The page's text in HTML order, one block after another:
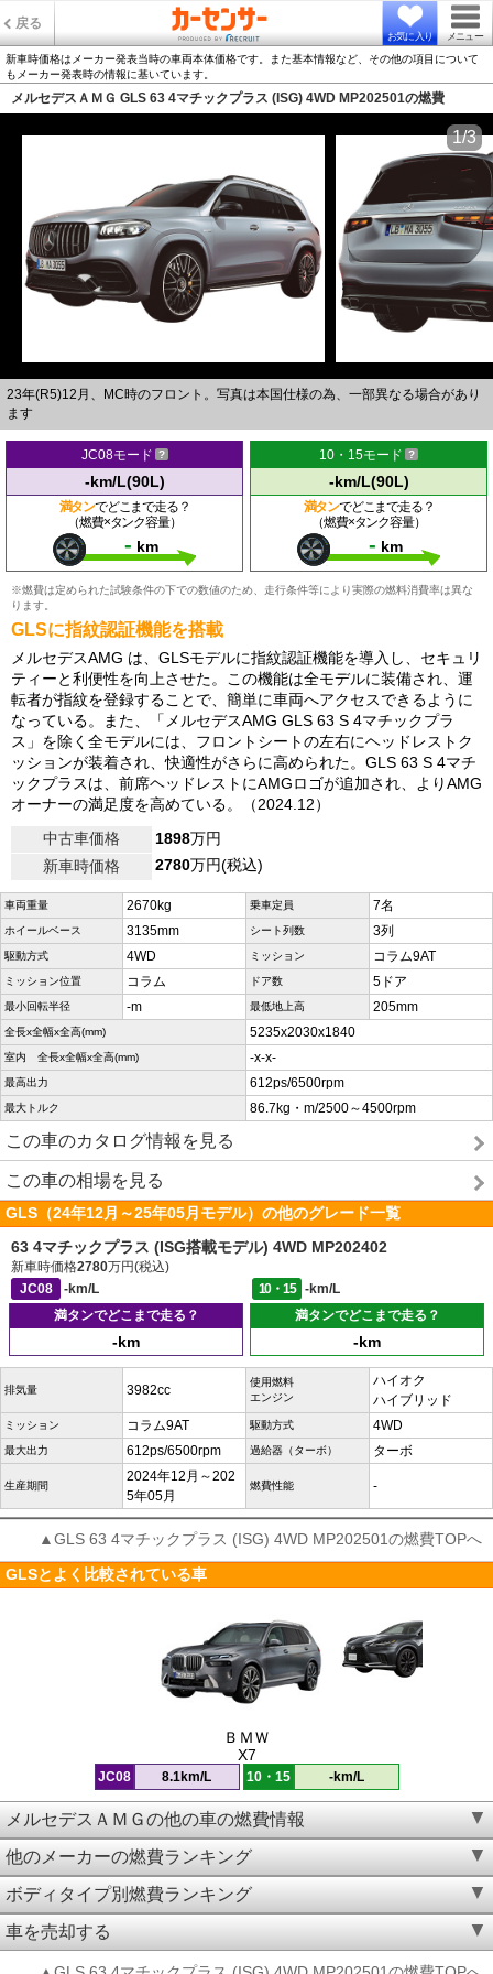
戻る
お気に入り メニュー
新車時価格はメーカー発表当時の車両本体価格です。また基本情報など、その他の項目について
もメーカー発表時の情報に基いています。
メルセデスＡＭＧ GLS 63 4マチックプラス (ISG) 4WD MP202501の燃費
23年(R5)12月、MC時のフロント。写真は本国仕様の為、一部異なる場合があり
ます
1/3
JC08モード
-km/L(90L)
満タンでどこまで走る？
（燃費×タンク容量）
- km
10・15モード
-km/L(90L)
満タンでどこまで走る？
（燃費×タンク容量）
- km
※燃費は定められた試験条件の下での数値のため、走行条件等により実際の燃料消費率は異な
ります。
GLSに指紋認証機能を搭載
メルセデスAMG は、GLSモデルに指紋認証機能を導入し、セキュリ
ティーと利便性を向上させた。この機能は全モデルに装備され、運
転者が指紋を登録することで、簡単に車両へアクセスできるように
なっている。また、「メルセデスAMG GLS 63 S 4マチックプラ
ス」を除く全モデルには、フロントシートの左右にヘッドレストク
ッションが装着され、快適性がさらに高められた。GLS 63 S 4マチ
ックプラスは、前席ヘッドレストにAMGロゴが追加され、よりAMG
オーナーの満足度を高めている。（2024.12）
中古車価格
1898万円
新車時価格
2780万円(税込)
車両重量 2670kg 乗車定員 7名
ホイールベース 3135mm シート列数 3列
駆動方式 4WD ミッション コラム9AT
ミッション位置 コラム ドア数 5ドア
最小回転半径 -m 最低地上高 205mm
全長x全幅x全高(mm) 5235x2030x1840
室内 全長x全幅x全高(mm) -x-x-
最高出力 612ps/6500rpm
最大トルク 86.7kg・m/2500～4500rpm
この車のカタログ情報を見る
この車の相場を見る
GLS（24年12月～25年05月モデル）の他のグレード一覧
63 4マチックプラス (ISG搭載モデル) 4WD MP202402
新車時価格2780万円(税込)
JC08
-km/L 10・15
-km/L
満タンでどこまで走る？
-km
満タンでどこまで走る？
-km
排気量 3982cc
使用燃料
エンジン
ハイオク
ハイブリッド
ミッション コラム9AT 駆動方式 4WD
最大出力 612ps/6500rpm 過給器（ターボ） ターボ
生産期間
2024年12月～202
5年05月
燃費性能 -
▲GLS 63 4マチックプラス (ISG) 4WD MP202501の燃費TOPへ
GLSとよく比較されている車
ＢＭＷ
X7
JC08 8.1km/L 10・15 -km/L
メルセデスＡＭＧの他の車の燃費情報
他のメーカーの燃費ランキング
ボディタイプ別燃費ランキング
車を売却する